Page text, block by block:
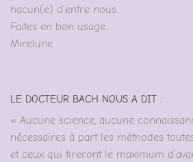
hacun(e) d’entre nous.
Faites en bon usage.
Mirelune
LE DOCTEUR BACH NOUS A DIT :
« Aucune science, aucune
nécessaires à part les méthodes
et ceux qui tireront le maximum